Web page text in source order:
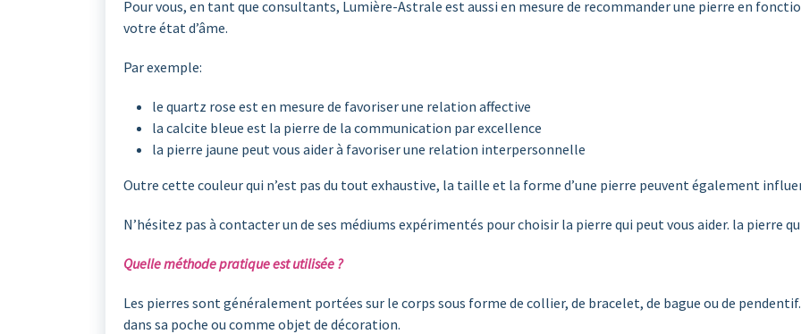
Pour vous, en tant que consultants, Lumière-Astrale est aussi en mesure de recommander une pierre en
votre état d’âme.
Par exemple:
le quartz rose est en mesure de favoriser une relation affective
la calcite bleue est la pierre de la communication par excellence
la pierre jaune peut vous aider à favoriser une relation interpersonnelle
Outre cette couleur qui n’est pas du tout exhaustive, la taille et la forme d’une pierre peuvent également
N’hésitez pas à contacter un de ses médiums expérimentés pour choisir la pierre qui peut vous aider. la pierre
Quelle méthode pratique est utilisée ?
Les pierres sont généralement portées sur le corps sous forme de collier, de bracelet, de bague ou de
dans sa poche ou comme objet de décoration.